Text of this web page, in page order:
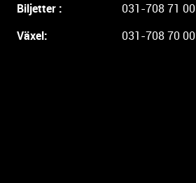
Biljetter :
031-708 71 00
Växel:
031-708 70 00